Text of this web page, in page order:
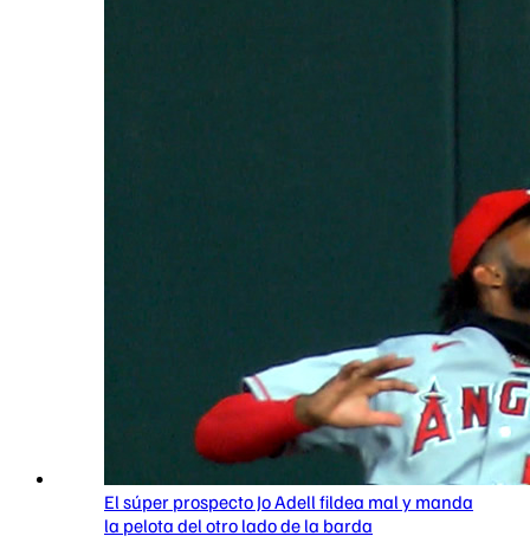
El súper prospecto Jo Adell fildea mal y manda
la pelota del otro lado de la barda